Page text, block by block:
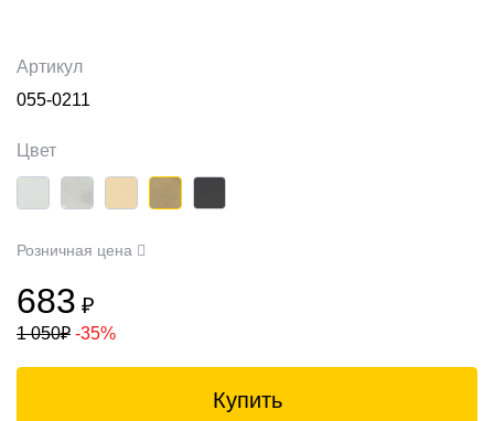
Артикул
055-0211
Цвет
Розничная цена
683 ₽
1 050₽ -35%
Купить